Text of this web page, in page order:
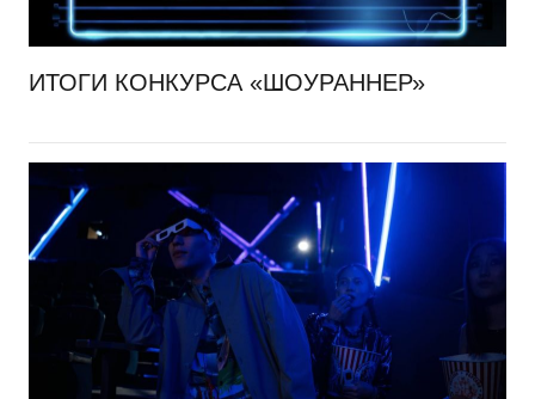
ИТОГИ КОНКУРСА «ШОУРАННЕР»